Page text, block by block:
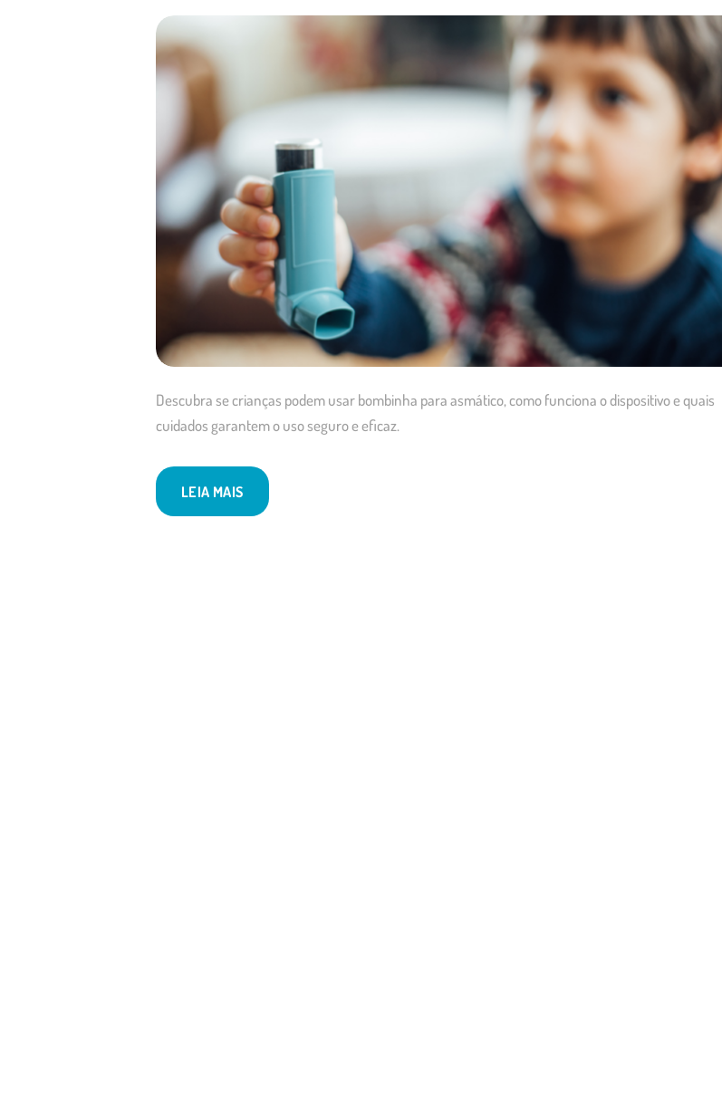
Descubra se crianças podem usar bombinha para asmático, como funciona o dispositivo e quais
cuidados garantem o uso seguro e eficaz.
LEIA MAIS